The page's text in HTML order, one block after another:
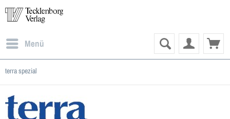
Menü
terra spezial